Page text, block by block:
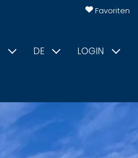
DE LOGIN
Favoriten